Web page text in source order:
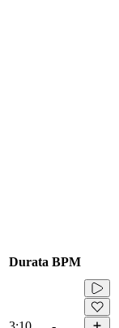
Durata BPM